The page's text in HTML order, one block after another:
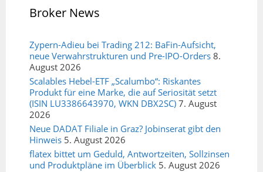
Broker News
Zypern-Adieu bei Trading 212: BaFin-Aufsicht,
neue Verwahrstrukturen und Pre-IPO-Orders 8.
August 2026
Scalables Hebel-ETF „Scalumbo“: Riskantes
Produkt für eine Marke, die auf Seriosität setzt
(ISIN LU3386643970, WKN DBX2SC) 7. August
2026
Neue DADAT Filiale in Graz? Jobinserat gibt den
Hinweis 5. August 2026
flatex bittet um Geduld, Antwortzeiten, Sollzinsen
und Produktpläne im Überblick 5. August 2026